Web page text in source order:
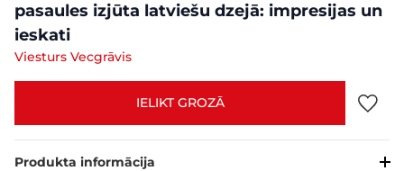
pasaules izjūta latviešu dzejā: impresijas un
ieskati
Viesturs Vecgrāvis
IELIKT GROZĀ
Produkta informācija